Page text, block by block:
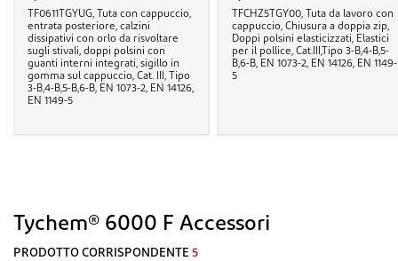
TF0611TGYUG, Tuta con cappuccio,
entrata posteriore, calzini
dissipativi con orlo da risvoltare
sugli stivali, doppi polsini con
guanti interni integrati, sigillo in
gomma sul cappuccio, Cat. III, Tipo
3-B,4-B,5-B,6-B, EN 1073-2, EN 14126,
EN 1149-5
TFCHZ5TGY00, Tuta da lavoro con
cappuccio, Chiusura a doppia zip,
Doppi polsini elasticizzati, Elastici
per il pollice, Cat.III,Tipo 3-B,4-B,5-
B,6-B, EN 1073-2, EN 14126, EN 1149-
5
Tychem® 6000 F Accessori
PRODOTTO CORRISPONDENTE 5